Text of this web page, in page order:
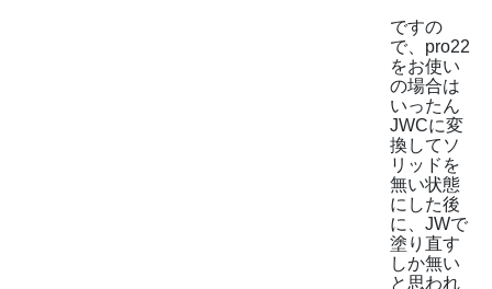
ですの
で、pro22
をお使い
の場合は
いったん
JWCに変
換してソ
リッドを
無い状態
にした後
に、JWで
塗り直す
しか無い
と思われ